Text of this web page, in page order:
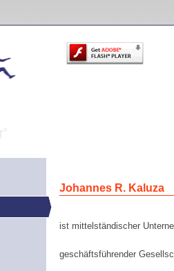
Johannes R. Kaluza
ist mittelständischer
geschäftsführender